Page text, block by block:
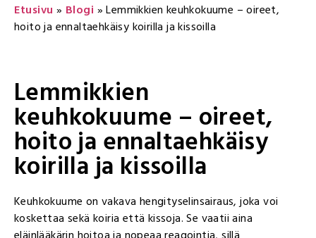
Etusivu » Blogi »Lemmikkien keuhkokuume – oireet,
hoito ja ennaltaehkäisy koirilla ja kissoilla
Lemmikkien
keuhkokuume – oireet,
hoito ja ennaltaehkäisy
koirilla ja kissoilla
Keuhkokuume on vakava hengityselinsairaus, joka voi
koskettaa sekä koiria että kissoja. Se vaatii aina